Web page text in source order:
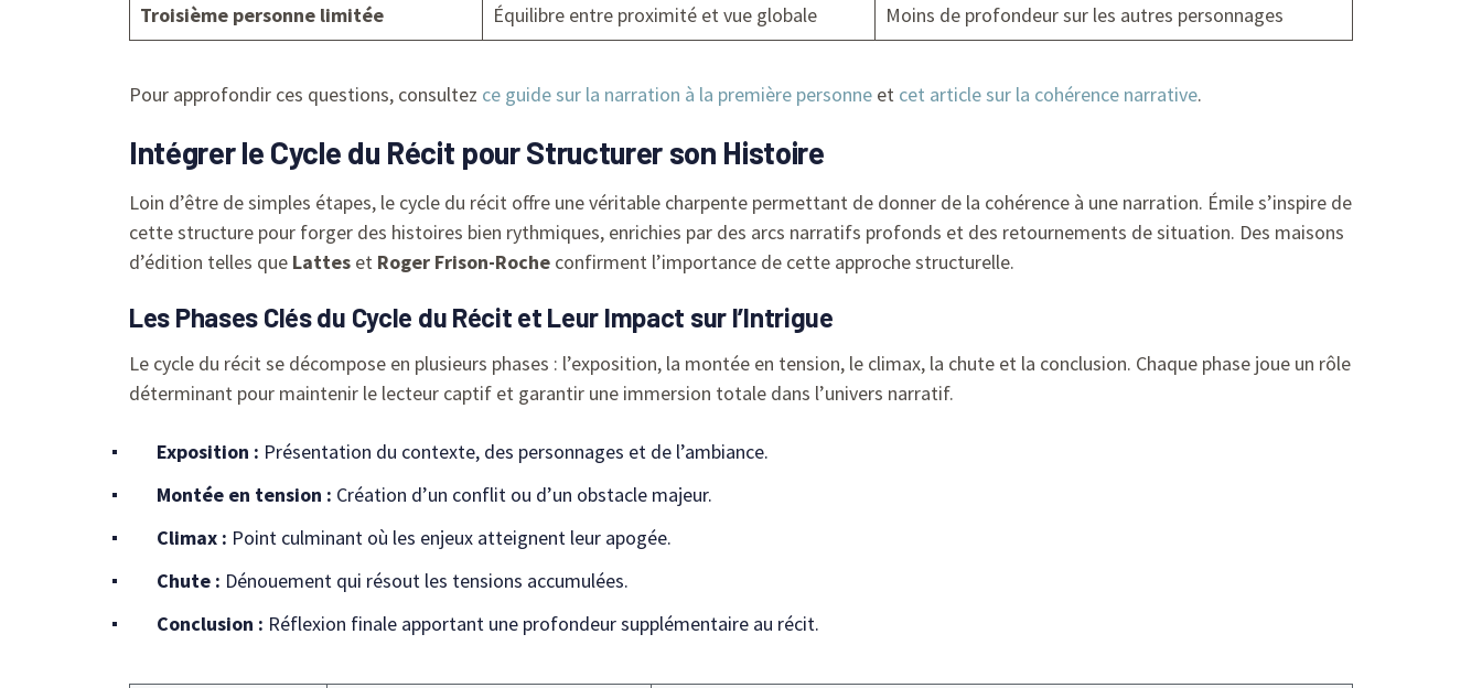
Troisième personne limitée
Équilibre entre proximité et vue globale Moins de profondeur sur les autres personnages
Pour approfondir ces questions, consultez ce guide sur la narration à la première personne et cet article sur la cohérence narrative.
Intégrer le Cycle du Récit pour Structurer son Histoire
Loin d’être de simples étapes, le cycle du récit offre une véritable charpente permettant de donner de la cohérence à une narration. Émile s’inspire de
cette structure pour forger des histoires bien rythmiques, enrichies par des arcs narratifs profonds et des retournements de situation. Des maisons
d’édition telles que Lattes et Roger Frison-Roche confirment l’importance de cette approche structurelle.
Les Phases Clés du Cycle du Récit et Leur Impact sur l’Intrigue
Le cycle du récit se décompose en plusieurs phases : l’exposition, la montée en tension, le climax, la chute et la conclusion. Chaque phase joue un rôle
déterminant pour maintenir le lecteur captif et garantir une immersion totale dans l’univers narratif.
Exposition : Présentation du contexte, des personnages et de l’ambiance.
Montée en tension : Création d’un conflit ou d’un obstacle majeur.
Climax : Point culminant où les enjeux atteignent leur apogée.
Chute : Dénouement qui résout les tensions accumulées.
Conclusion : Réflexion finale apportant une profondeur supplémentaire au récit.